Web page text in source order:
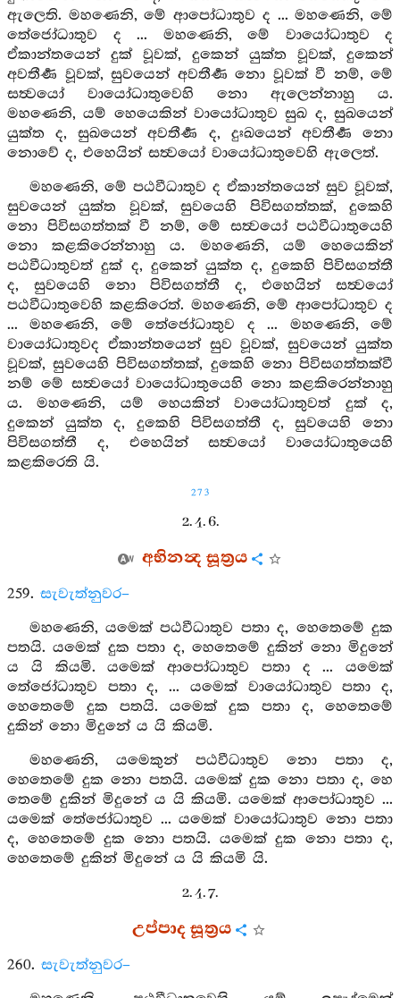
ඇලෙති. මහණෙනි, මේ ආපෝධාතුව ද ... මහණෙනි, මේ
තේජෝධාතුව ද ... මහණෙනි, මේ වායෝධාතුව ද
ඒකාන්තයෙන් දුක් වූවක්, දුකෙන් යුක්ත වූවක්, දුකෙන්
අවතීර්‍ණ වූවක්, සුවයෙන් අවතීර්‍ණ නො වූවක් වී නම්, මේ
සත්‍වයෝ වායෝධාතුවෙහි නො ඇලෙන්නාහු ය.
මහණෙනි, යම් හෙයෙකින් වායෝධාතුව සුඛ ද, සුඛයෙන්
යුක්ත ද, සුඛයෙන් අවතීර්‍ණ ද, දුඃඛයෙන් අවතීර්‍ණ නො
නොවේ ද, එහෙයින් සත්‍වයෝ වායෝධාතුවෙහි ඇලෙත්.
මහණෙනි, මේ පඨවීධාතුව ද ඒකාන්තයෙන් සුව වූවක්,
සුවයෙන් යුක්ත වූවක්, සුවයෙහි පිවිසගත්තක්, දුකෙහි
නො පිවිසගත්තක් වී නම්, මේ සත්‍වයෝ පඨවීධාතුයෙහි
නො කළකිරෙන්නාහු ය. මහණෙනි, යම් හෙයෙකින්
පඨවීධාතුවත් දුක් ද, දුකෙන් යුක්ත ද, දුකෙහි පිවිසගත්තී
ද, සුවයෙහි නො පිවිසගත්තී ද, එහෙයින් සත්‍වයෝ
පඨවීධාතුවෙහි කළකිරෙත්. මහණෙනි, මේ ආපෝධාතුව ද
... මහණෙනි, මේ තේජෝධාතුව ද ... මහණෙනි, මේ
වායෝධාතුවද ඒකාන්තයෙන් සුව වූවක්, සුවයෙන් යුක්ත
වූවක්, සුවයෙහි පිවිසගත්තක්, දුකෙහි නො පිවිසගත්තක්වී
නම් මේ සත්‍වයෝ වායෝධාතුයෙහි නො කළකිරෙන්නාහු
ය. මහණෙනි, යම් හෙයකින් වායෝධාතුවත් දුක් ද,
දුකෙන් යුක්ත ද, දුකෙහි පිවිසගත්තී ද, සුවයෙහි නො
පිවිසගත්තී ද, එහෙයින් සත්‍වයෝ වායෝධාතුයෙහි
කළකිරෙති යි.
273
2. 4. 6.
අභිනන්‍ද සූත්‍රය
259. සැවැත්නුවර–
මහණෙනි, යමෙක් පඨවීධාතුව පතා ද, හෙතෙමේ දුක
පතයි. යමෙක් දුක පතා ද, හෙතෙමේ දුකින් නො මිදුනේ
ය යි කියමි. යමෙක් ආපෝධාතුව පතා ද ... යමෙක්
තේජෝධාතුව පතා ද, ... යමෙක් වායෝධාතුව පතා ද,
හෙතෙමේ දුක පතයි. යමෙක් දුක පතා ද, හෙතෙමේ
දුකින් නො මිදුනේ ය යි කියමි.
මහණෙනි, යමෙකුන් පඨවීධාතුව නො පතා ද,
හෙතෙමේ දුක නො පතයි. යමෙක් දුක නො පතා ද, හෙ
තෙමේ දුකින් මිදුනේ ය යි කියමි. යමෙක් ආපෝධාතුව ...
යමෙක් තේජෝධාතුව ... යමෙක් වායෝධාතුව නො පතා
ද, හෙතෙමේ දුක නො පතයි. යමෙක් දුක නො පතා ද,
හෙතෙමේ දුකින් මිදුනේ ය යි කියමි යි.
2. 4. 7.
උප්පාද සූත්‍රය
260. සැවැත්නුවර–